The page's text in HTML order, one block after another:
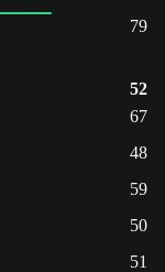
79
52
67
48
59
50
51